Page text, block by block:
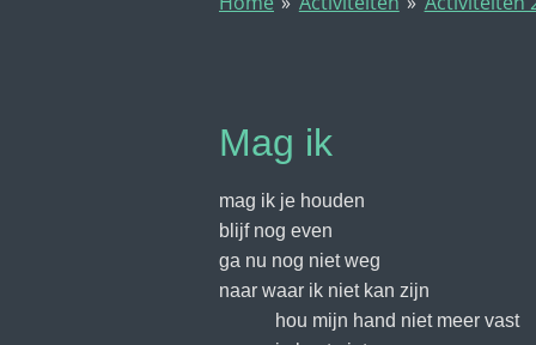
Mag ik
mag ik je houden
blijf nog even
ga nu nog niet weg
naar waar ik niet kan zijn
hou mijn hand niet meer vast